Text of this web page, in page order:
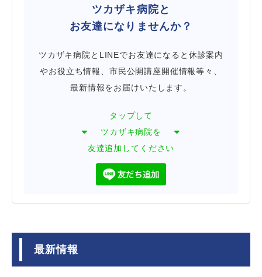
ツカザキ病院と
お友達になりませんか？
ツカザキ病院とLINEでお友達になると休診案内
やお役立ち情報、市民公開講座開催情報等々、
最新情報をお届けいたします。
タップして
ツカザキ病院を
友達追加してください
最新情報